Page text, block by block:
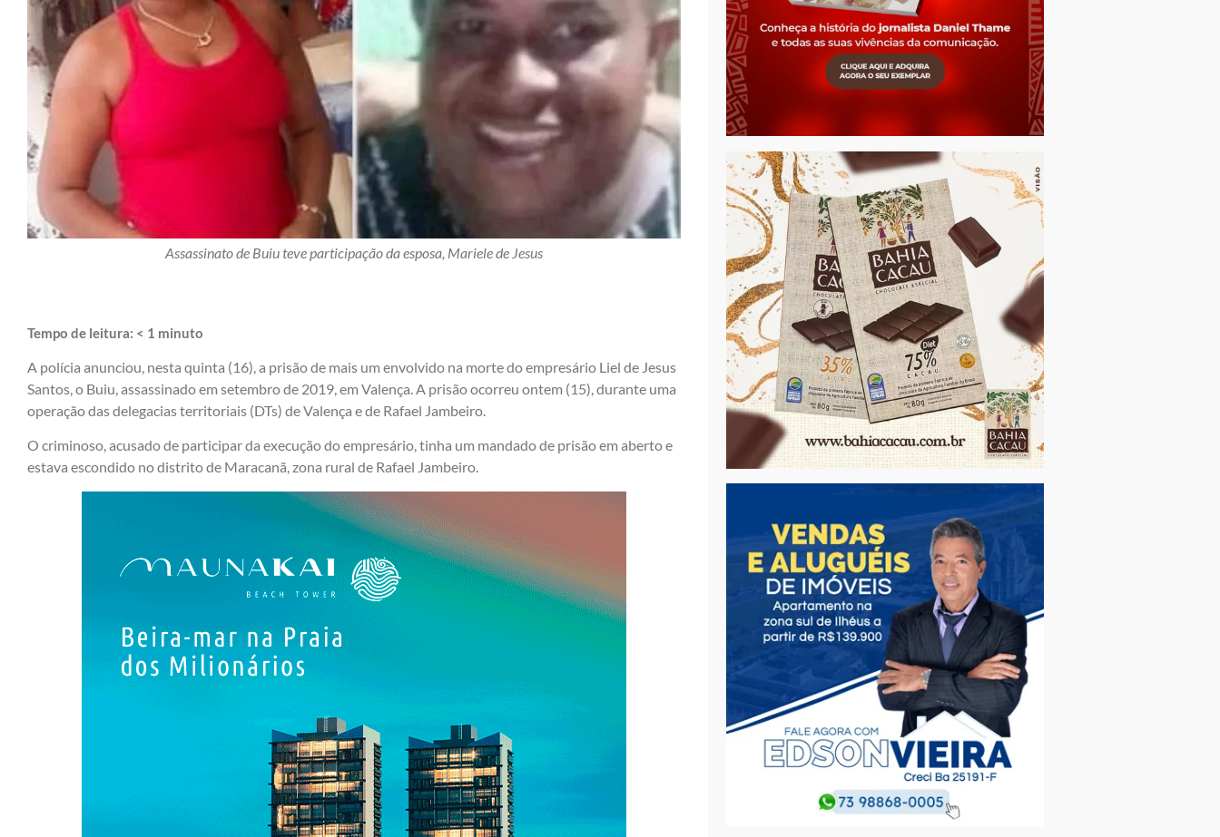
Assassinato de Buiu teve participação da esposa, Mariele de Jesus
Tempo de leitura: < 1 minuto
A polícia anunciou, nesta quinta (16), a prisão de mais um envolvido na morte do empresário Liel de Jesus
Santos, o Buiu, assassinado em setembro de 2019, em Valença. A prisão ocorreu ontem (15), durante uma
operação das delegacias territoriais (DTs) de Valença e de Rafael Jambeiro.
O criminoso, acusado de participar da execução do empresário, tinha um mandado de prisão em aberto e
estava escondido no distrito de Maracanã, zona rural de Rafael Jambeiro.